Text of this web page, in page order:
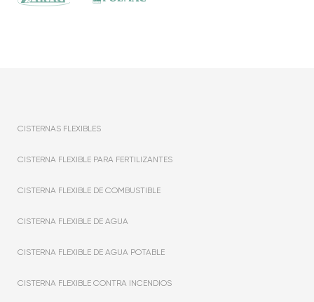
CISTERNAS FLEXIBLES
CISTERNA FLEXIBLE PARA FERTILIZANTES
CISTERNA FLEXIBLE DE COMBUSTIBLE
CISTERNA FLEXIBLE DE AGUA
CISTERNA FLEXIBLE DE AGUA POTABLE
CISTERNA FLEXIBLE CONTRA INCENDIOS